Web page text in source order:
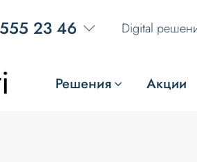
23 46 Digital
Решения Акции